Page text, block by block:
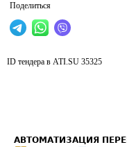
Поделиться
ID тендера в ATI.SU 35325
АВТОМАТИЗАЦИЯ